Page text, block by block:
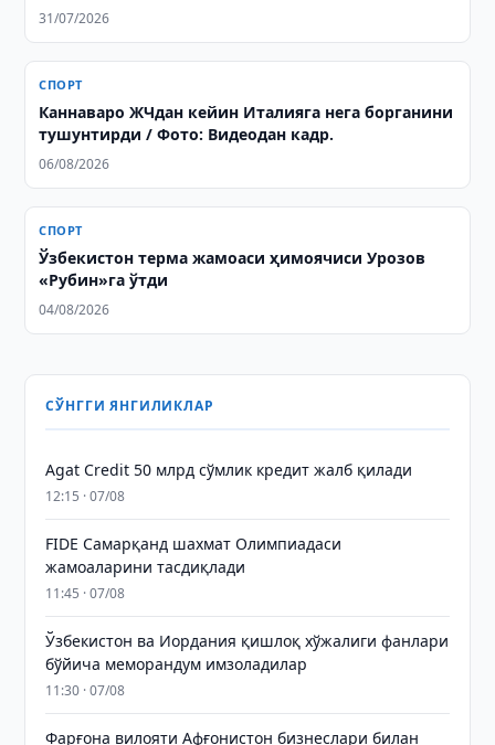
31/07/2026
СПОРТ
Каннаваро ЖЧдан кейин Италияга нега борганини
тушунтирди / Фото: Видеодан кадр.
06/08/2026
СПОРТ
Ўзбекистон терма жамоаси ҳимоячиси Урозов
«Рубин»га ўтди
04/08/2026
СЎНГГИ ЯНГИЛИКЛАР
Agat Credit 50 млрд сўмлик кредит жалб қилади
12:15 · 07/08
FIDE Самарқанд шахмат Олимпиадаси
жамоаларини тасдиқлади
11:45 · 07/08
Ўзбекистон ва Иордания қишлоқ хўжалиги фанлари
бўйича меморандум имзоладилар
11:30 · 07/08
Фарғона вилояти Афғонистон бизнеслари билан